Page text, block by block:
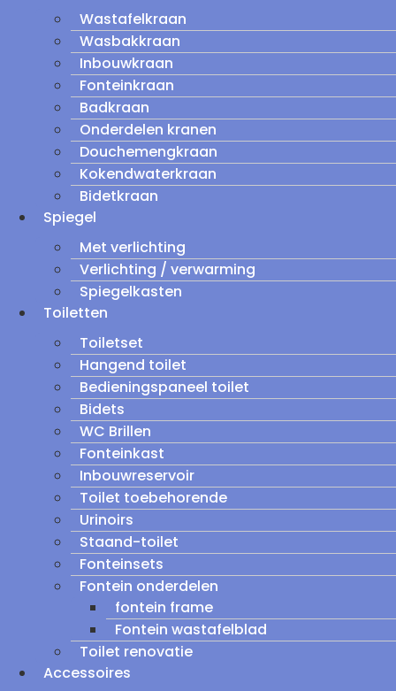
Wastafelkraan
Wasbakkraan
Inbouwkraan
Fonteinkraan
Badkraan
Onderdelen kranen
Douchemengkraan
Kokendwaterkraan
Bidetkraan
Spiegel
Met verlichting
Verlichting / verwarming
Spiegelkasten
Toiletten
Toiletset
Hangend toilet
Bedieningspaneel toilet
Bidets
WC Brillen
Fonteinkast
Inbouwreservoir
Toilet toebehorende
Urinoirs
Staand-toilet
Fonteinsets
Fontein onderdelen
fontein frame
Fontein wastafelblad
Toilet renovatie
Accessoires